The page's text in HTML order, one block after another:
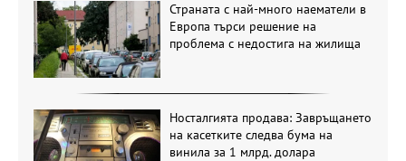
Страната с най-много наематели в
Европа търси решение на
проблема с недостига на жилища
Носталгията продава: Завръщането
на касетките следва бума на
винила за 1 млрд. долара